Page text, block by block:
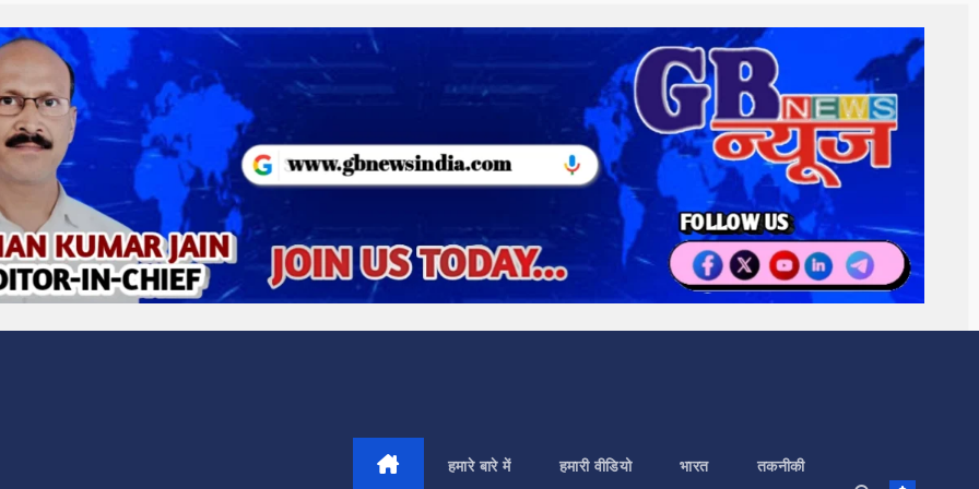
हमारे बारे में हमारी वीडियो भारत तकनीकी